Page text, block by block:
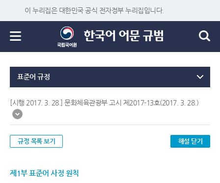
이 누리집은 대한민국 공식 전자정부 누리집입니다.
표준어 규정
[시행 2017. 3. 28.] 문화체육관광부 고시 제2017-13호(2017. 3. 28.)
규정 목록 보기 해설 닫기
제1부 표준어 사정 원칙